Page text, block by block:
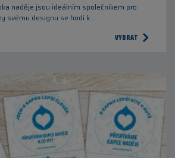
naděje jsou ideálním společníkem pro
svému designu se hodí k…
VYBRAT